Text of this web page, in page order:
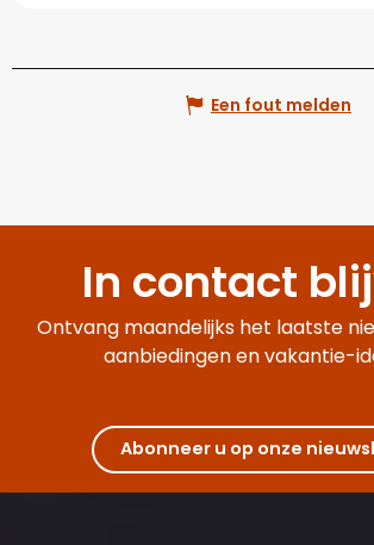
Een fout melden
In contact
Ontvang maandelijks het laatste
aanbiedingen en vakantie-
Abonneer u op onze